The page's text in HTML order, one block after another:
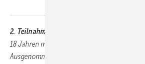
2. Teilnahmeberechtigung
18 Jahren mit Wohnsitz in Deutschland,
Ausgenommen sind Mitarbeiter des